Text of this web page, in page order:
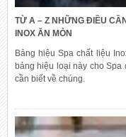
TỪ A – Z NHỮNG ĐIỀU
INOX ĂN MÒN
Bảng hiệu Spa chất liệu
bảng hiệu loại này cho
cần biết về chúng.